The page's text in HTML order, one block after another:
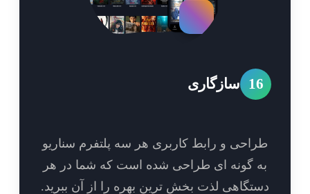
سازگاری
و رابط کاربری هر سه پلتفرم سناریو
گونه ای طراحی شده است که شما در هر
لذت بخش ترین بهره را از آن ببرید.